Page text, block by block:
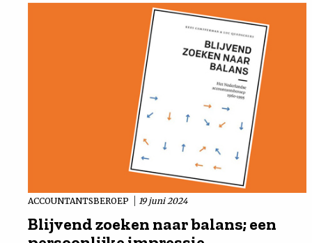
ACCOUNTANTSBEROEP 19 juni 2024
Blijvend zoeken naar balans; een